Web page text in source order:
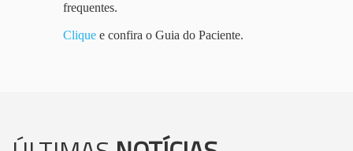
frequentes.
Clique e confira o Guia do Paciente.